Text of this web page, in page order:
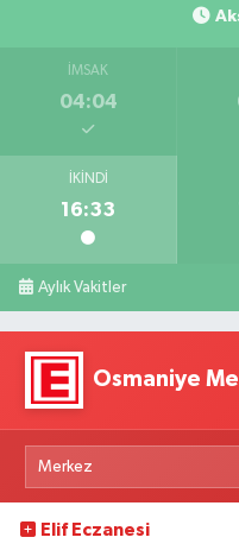
İMSAK
04:04
İKINDI
16:33
Aylık Vakitler
Osmaniye
Elif Eczanesi